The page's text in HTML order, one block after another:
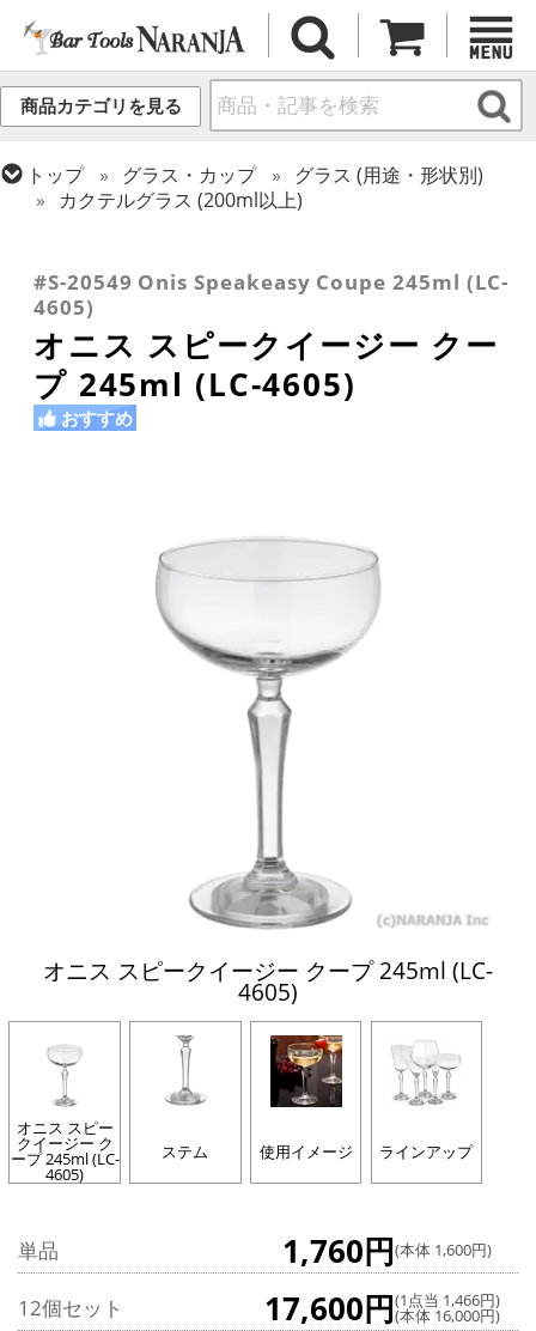
商品カテゴリを見る
トップ グラス・カップ
グラス (用途・形状別)
カクテルグラス (200ml以上)
レアダムクリサルグラス/オニス
カクテルグラス (全サイズ)
#S-20549 Onis Speakeasy Coupe 245ml (LC-
4605)
オニス スピークイージー クー
プ 245ml (LC-4605)
おすすめ
オニス スピークイージー クープ 245ml (LC-
4605)
オニス スピー
クイージー ク
ープ 245ml (LC-
4605)
ステム 使用イメージ ラインアップ
単品 1,760円(本体 1,600円)
12個セット 17,600円(1点当 1,466円)
(本体 16,000円)